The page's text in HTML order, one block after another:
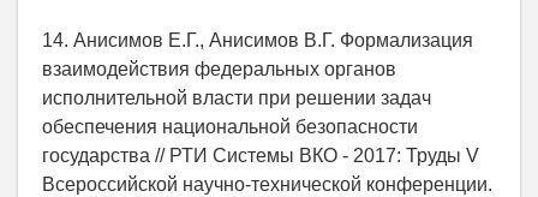
14. Анисимов Е.Г., Анисимов В.Г. Формализация
взаимодействия федеральных органов
исполнительной власти при решении задач
обеспечения национальной безопасности
государства // РТИ Системы ВКО - 2017: Труды V
Всероссийской научно-технической конференции.